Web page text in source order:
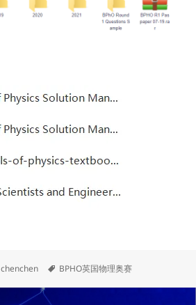
作
chenchen
标
BPHO英国物理奥赛